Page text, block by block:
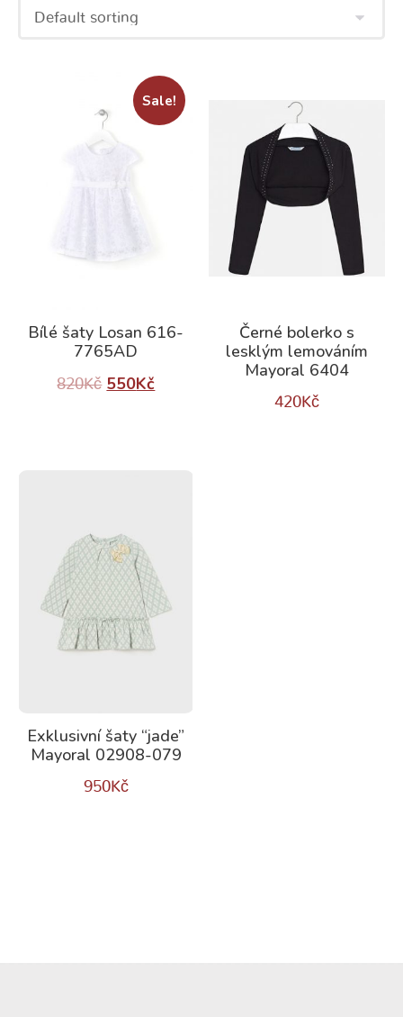
Sale!
Bílé šaty Losan 616-
7765AD
820Kč 550Kč
Černé bolerko s
lesklým lemováním
Mayoral 6404
420Kč
Exklusivní šaty “jade”
Mayoral 02908-079
950Kč